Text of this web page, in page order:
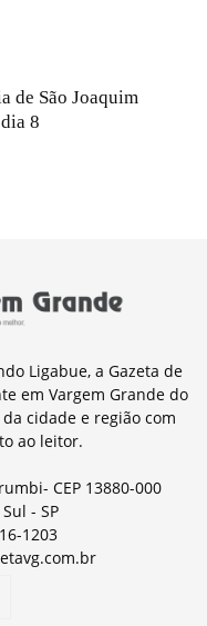
de São Joaquim
8
Ligabue, a Gazeta de
em Vargem Grande do
cidade e região com
ao leitor.
CEP 13880-000
- SP
1203